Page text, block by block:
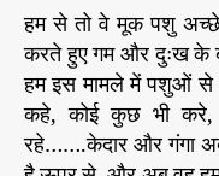
हम से तो वे मूक पशु अच्छे
करते हुए गम और दुःख के
हम इस मामले में पशुओं से
कहे, कोई कुछ भी करे,
रहे…….केदार और गंगा